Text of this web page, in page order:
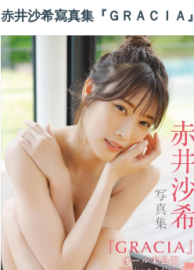
赤井沙希寫真集『ＧＲＡＣＩＡ』